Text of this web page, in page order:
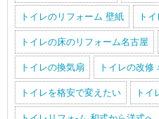
トイレのリフォーム 壁紙 ト
トイレの床のリフォーム名古屋
トイレの換気扇 トイレの改修
トイレを格安で変えたい トイ